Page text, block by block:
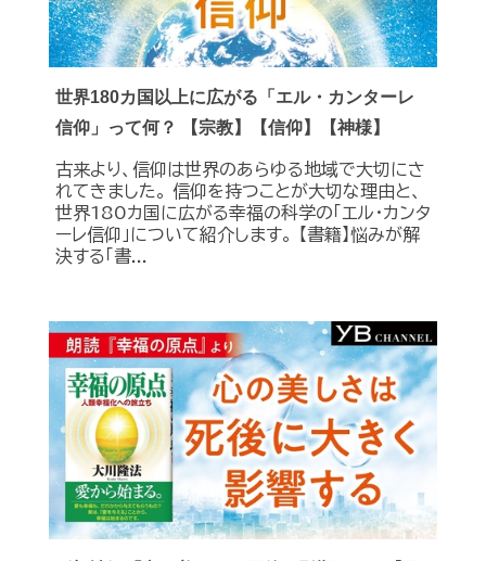
世界180カ国以上に広がる「エル・カンターレ
信仰」って何？ 【宗教】【信仰】【神様】
古来より、信仰は世界のあらゆる地域で大切にさ
れてきました。 信仰を持つことが大切な理由と、
世界180カ国に広がる幸福の科学の「エル・カンタ
ーレ信仰」について紹介します。 【書籍】悩みが解
決する「書...